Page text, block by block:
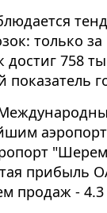
только
достиг 758
показатель
прибыль
продаж -